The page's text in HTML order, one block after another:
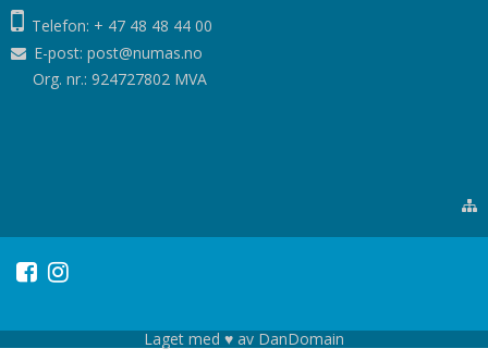
Telefon: + 47 48 48 44 00
E-post: post@numas.no
Org. nr.: 924727802 MVA
Laget med ♥ av DanDomain